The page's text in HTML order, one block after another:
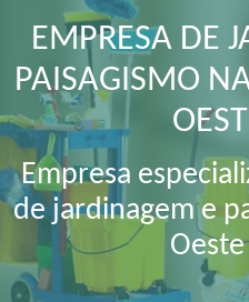
EMPRESA DE
PAISAGISMO
Empresa
de jardinagem e
Oeste